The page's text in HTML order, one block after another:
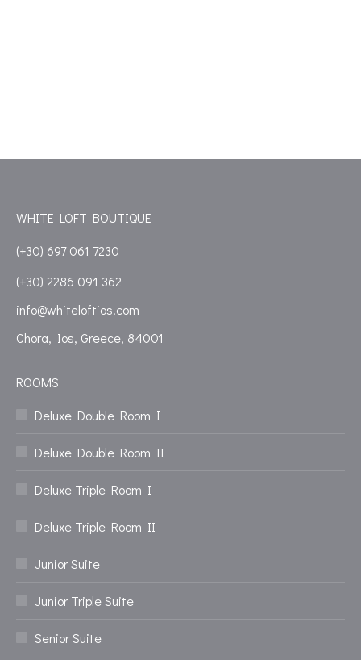
WHITE LOFT BOUTIQUE
(+30) 697 061 7230
(+30) 2286 091 362
info@whiteloftios.com
Chora, Ios, Greece, 84001
ROOMS
Deluxe Double Room I
Deluxe Double Room II
Deluxe Triple Room I
Deluxe Triple Room II
Junior Suite
Junior Triple Suite
Senior Suite